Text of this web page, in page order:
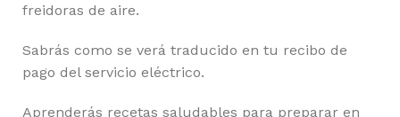
freidoras de aire.
Sabrás como se verá traducido en tu recibo de
pago del servicio eléctrico.
Aprenderás recetas saludables para preparar en